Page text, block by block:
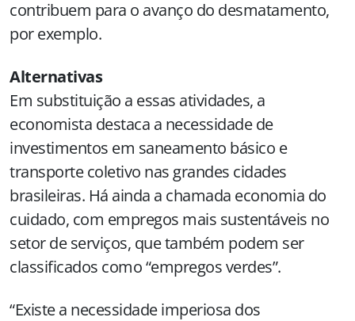
contribuem para o avanço do desmatamento,
por exemplo.
Alternativas
Em substituição a essas atividades, a
economista destaca a necessidade de
investimentos em saneamento básico e
transporte coletivo nas grandes cidades
brasileiras. Há ainda a chamada economia do
cuidado, com empregos mais sustentáveis no
setor de serviços, que também podem ser
classificados como “empregos verdes”.
“Existe a necessidade imperiosa dos